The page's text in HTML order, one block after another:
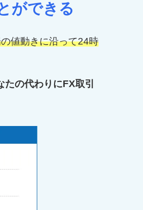
ができる
値動きに沿って24時
たの代わりにFX取引